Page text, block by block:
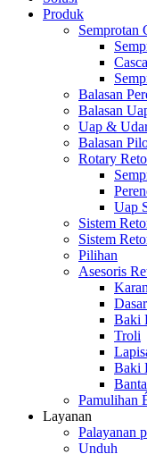
Produk
Semprotan
Balasan
Balasan
Uap &
Balasan
Rotary
Uap
Sistem
Sistem
Pilihan
Asesoris
Baki
Troli
Baki
Pamulihan
Layanan
Palayanan
Unduh